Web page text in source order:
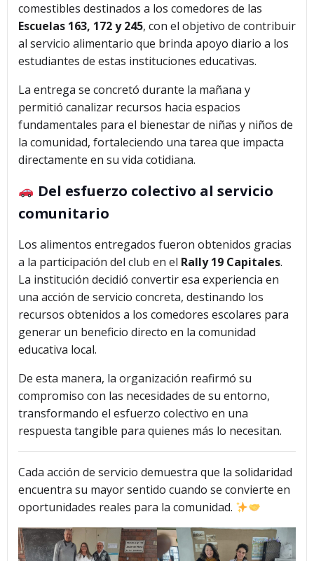
comestibles destinados a los comedores de las
Escuelas 163, 172 y 245, con el objetivo de contribuir
al servicio alimentario que brinda apoyo diario a los
estudiantes de estas instituciones educativas.
La entrega se concretó durante la mañana y
permitió canalizar recursos hacia espacios
fundamentales para el bienestar de niñas y niños de
la comunidad, fortaleciendo una tarea que impacta
directamente en su vida cotidiana.
Del esfuerzo colectivo al servicio
comunitario
Los alimentos entregados fueron obtenidos gracias
a la participación del club en el Rally 19 Capitales.
La institución decidió convertir esa experiencia en
una acción de servicio concreta, destinando los
recursos obtenidos a los comedores escolares para
generar un beneficio directo en la comunidad
educativa local.
De esta manera, la organización reafirmó su
compromiso con las necesidades de su entorno,
transformando el esfuerzo colectivo en una
respuesta tangible para quienes más lo necesitan.
Cada acción de servicio demuestra que la solidaridad
encuentra su mayor sentido cuando se convierte en
oportunidades reales para la comunidad.